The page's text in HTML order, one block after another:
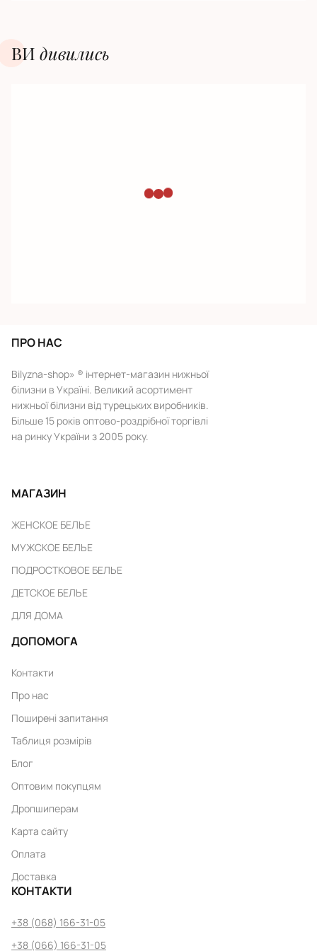
ВИ дивилиcь
ПРО НАС
Bilyzna-shop» ® інтернет-магазин нижньої
білизни в Україні. Великий асортимент
нижньої білизни від турецьких виробників.
Більше 15 років оптово-роздрібної торгівлі
на ринку України з 2005 року.
МАГАЗИН
ЖЕНСКОЕ БЕЛЬЕ
МУЖСКОЕ БЕЛЬЕ
ПОДРОСТКОВОЕ БЕЛЬЕ
ДЕТСКОЕ БЕЛЬЕ
ДЛЯ ДОМА
ДОПОМОГА
Контакти
Про нас
Поширені запитання
Таблиця розмірів
Блог
Оптовим покупцям
Дропшиперам
Карта сайту
Оплата
Доставка
КОНТАКТИ
+38 (068) 166-31-05
+38 (066) 166-31-05